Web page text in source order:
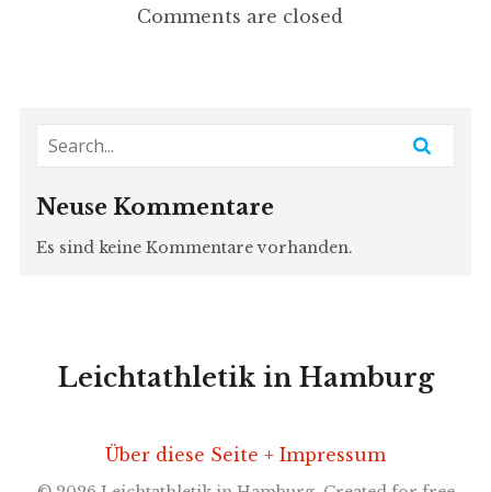
Comments are closed
Neuse Kommentare
Es sind keine Kommentare vorhanden.
Leichtathletik in Hamburg
Über diese Seite + Impressum